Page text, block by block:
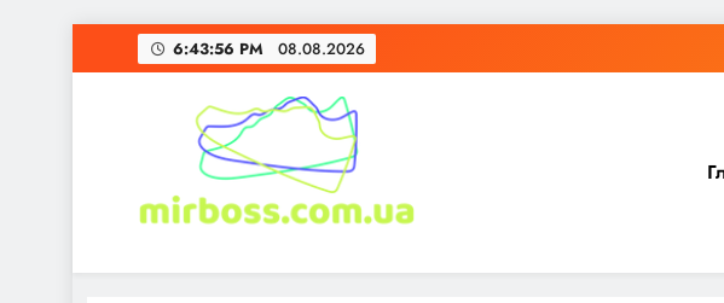
Перейти
6:43:58 PM 08.08.2026
mirboss.com.ua